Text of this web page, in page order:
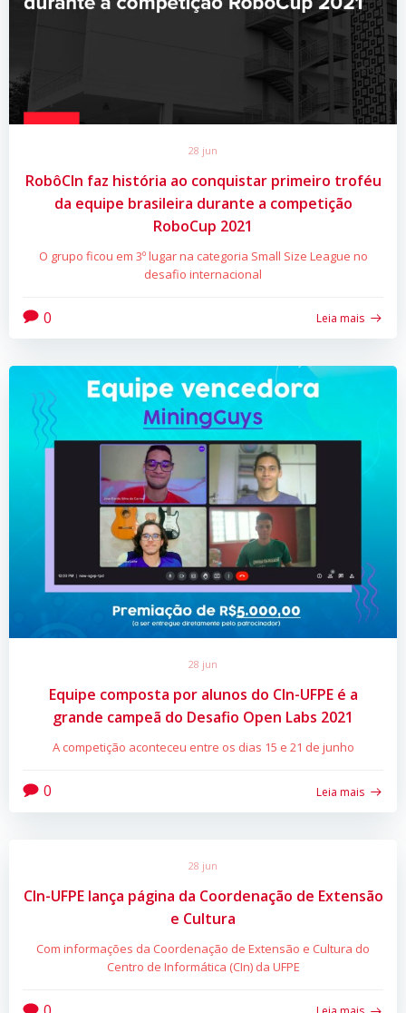
28 jun
RobôCIn faz história ao conquistar primeiro troféu
da equipe brasileira durante a competição
RoboCup 2021
O grupo ficou em 3º lugar na categoria Small Size League no
desafio internacional
0 Leia mais
28 jun
Equipe composta por alunos do CIn-UFPE é a
grande campeã do Desafio Open Labs 2021
A competição aconteceu entre os dias 15 e 21 de junho
0 Leia mais
28 jun
CIn-UFPE lança página da Coordenação de Extensão
e Cultura
Com informações da Coordenação de Extensão e Cultura do
Centro de Informática (CIn) da UFPE